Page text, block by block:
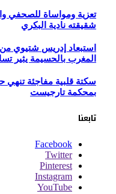
تعزية ومواساة للصحفي
شقيقته نادية البكري
استبعاد إدريس شتيوي
المغرب بالحسيمة يثير
سكتة قلبية مفاجئة تنهي
بمحكمة تارجيست
تابعنا
Facebook
Twitter
Pinterest
Instagram
YouTube